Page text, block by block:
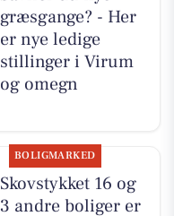
græsgange? - Her
er nye ledige
stillinger i Virum
og omegn
BOLIGMARKED
Skovstykket 16 og
3 andre boliger er